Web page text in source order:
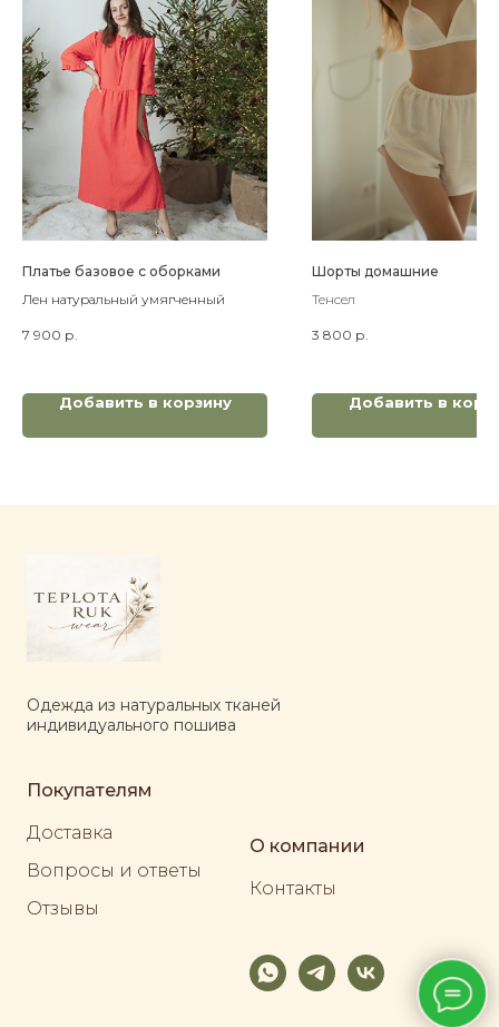
Платье базовое с оборками
Лен натуральный умягченный
7 900 р.
Добавить в корзину
Шорты домашние
Тенсел
3 800 р.
Добавить в
Одежда из натуральных тканей
индивидуального пошива
Покупателям
Доставка
Вопросы и ответы
Отзывы
О компании
Контакты